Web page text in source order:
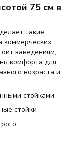
75 см в
такие
коммерческих
заведениям,
комфорта для
возраста и
стойками
стойки